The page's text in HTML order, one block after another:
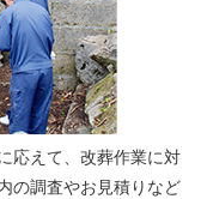
応えて、改葬作業に対
の調査やお見積りなど